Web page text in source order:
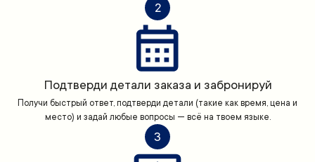
2
Подтверди детали заказа и забронируй
Получи быстрый ответ, подтверди детали (такие как время, цена и
место) и задай любые вопросы — всё на твоем языке.
3